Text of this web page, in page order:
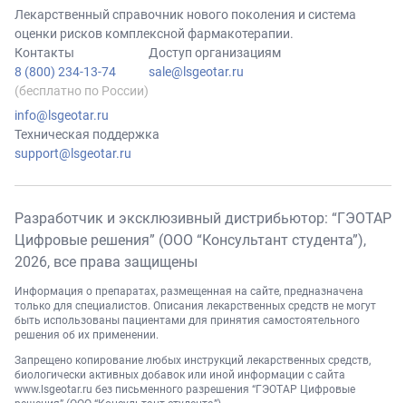
Лекарственный справочник нового поколения и система
оценки рисков комплексной фармакотерапии.
Контакты
8 (800) 234-13-74
(бесплатно по России)
info@lsgeotar.ru
Доступ организациям
sale@lsgeotar.ru
Техническая поддержка
support@lsgeotar.ru
Разработчик и эксклюзивный дистрибьютор: “ГЭОТАР
Цифровые решения” (ООО “Консультант студента”),
2026, все права защищены
Информация о препаратах, размещенная на сайте, предназначена
только для специалистов. Описания лекарственных средств не могут
быть использованы пациентами для принятия самостоятельного
решения об их применении.
Запрещено копирование любых инструкций лекарственных средств,
биологически активных добавок или иной информации с сайта
www.lsgeotar.ru без письменного разрешения “ГЭОТАР Цифровые